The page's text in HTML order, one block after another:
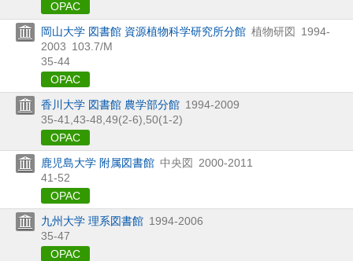
OPAC
岡山大学 図書館 資源植物科学研究所分館 植物研図
1994-
2003 103.7/M
35-44
OPAC
香川大学 図書館 農学部分館 1994-2009
35-41, 43-48, 49(2-6), 50(1-2)
OPAC
鹿児島大学 附属図書館 中央図
2000-2011
41-52
OPAC
九州大学 理系図書館 1994-2006
35-47
OPAC